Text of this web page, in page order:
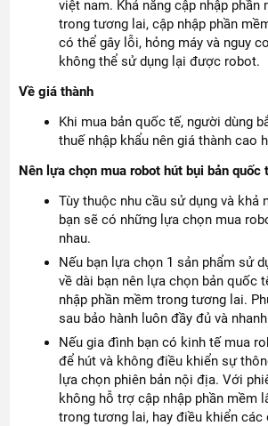
việt nam. Khả năng cập nhập phần
trong tương lai, cập nhập phần
có thể gây lỗi, hỏng máy và nguy
không thể sử dụng lại được robot.
Về giá thành
Khi mua bản quốc tế, người dùng
thuế nhập khẩu nên giá thành cao
Nên lựa chọn mua robot hút bụi bản quốc
Tùy thuộc nhu cầu sử dụng và khả
bạn sẽ có những lựa chọn mua
nhau.
Nếu bạn lựa chọn 1 sản phẩm sử
về dài bạn nên lựa chọn bản quốc
nhập phần mềm trong tương lai.
sau bảo hành luôn đầy đủ và
Nếu gia đình bạn có kinh tế mua
để hút và không điều khiển sự
lựa chọn phiên bản nội địa. Với
không hỗ trợ cập nhập phần mềm
trong tương lai, hay điều khiển các